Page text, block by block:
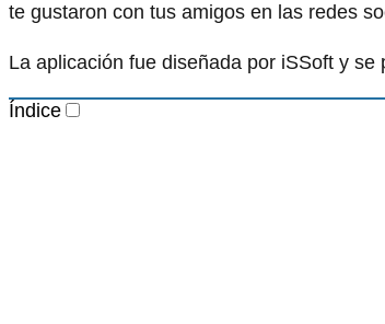
te gustaron con tus amigos en las redes
La aplicación fue diseñada por iSSoft y
Índice